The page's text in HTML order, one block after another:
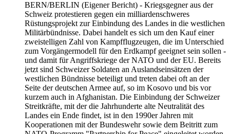
BERN/BERLIN (Eigener Bericht) - Kriegsgegner aus der
Schweiz protestieren gegen ein milliardenschweres
Rüstungsprojekt zur Einbindung des Landes in die westlichen
Militärbündnisse. Dabei handelt es sich um den Kauf einer
zweistelligen Zahl von Kampfflugzeugen, die im Unterschied
zum Vorgängermodell für den Erdkampf geeignet sein sollen -
und damit für Angriffskriege der NATO und der EU. Bereits
jetzt sind Schweizer Soldaten an Auslandseinsätzen der
westlichen Bündnisse beteiligt und treten dabei oft an der
Seite der deutschen Armee auf, so im Kosovo und bis vor
kurzem auch in Afghanistan. Die Einbindung der Schweizer
Streitkräfte, mit der die Jahrhunderte alte Neutralität des
Landes ein Ende findet, ist in den 1990er Jahren mit
Kooperationen mit der Bundeswehr sowie dem Beitritt zum